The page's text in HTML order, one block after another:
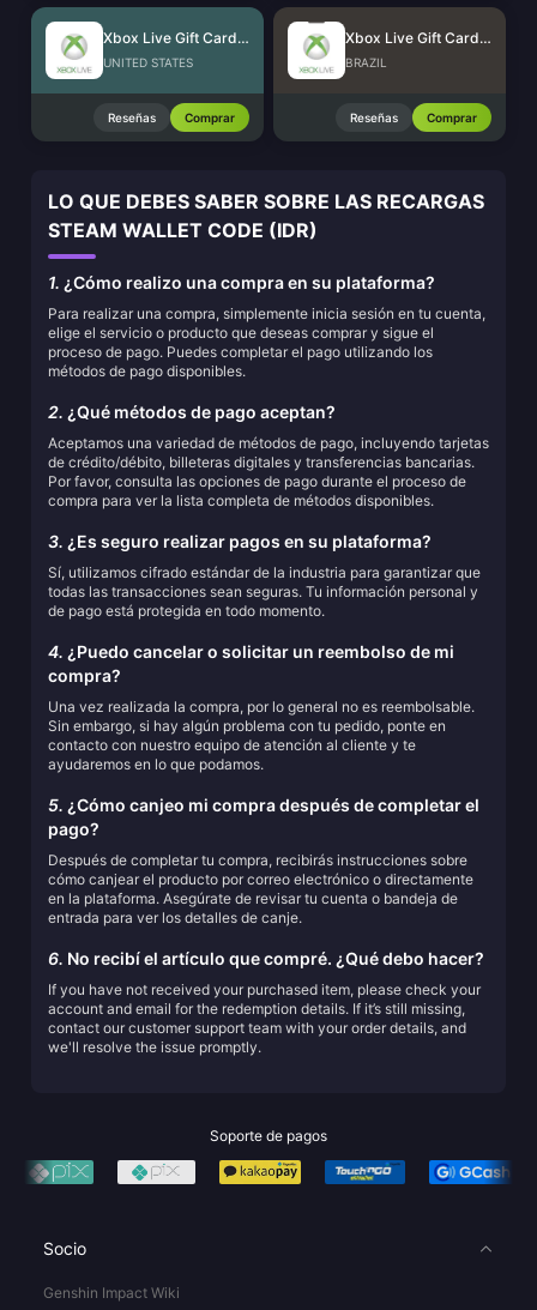
Xbox Live Gift Card (US)
UNITED STATES
Reseñas Comprar
Xbox Live Gift Card (BR)
BRAZIL
Reseñas Comprar
LO QUE DEBES SABER SOBRE LAS RECARGAS
STEAM WALLET CODE (IDR)
1. ¿Cómo realizo una compra en su plataforma?
Para realizar una compra, simplemente inicia sesión en tu cuenta,
elige el servicio o producto que deseas comprar y sigue el
proceso de pago. Puedes completar el pago utilizando los
métodos de pago disponibles.
2. ¿Qué métodos de pago aceptan?
Aceptamos una variedad de métodos de pago, incluyendo tarjetas
de crédito/débito, billeteras digitales y transferencias bancarias.
Por favor, consulta las opciones de pago durante el proceso de
compra para ver la lista completa de métodos disponibles.
3. ¿Es seguro realizar pagos en su plataforma?
Sí, utilizamos cifrado estándar de la industria para garantizar que
todas las transacciones sean seguras. Tu información personal y
de pago está protegida en todo momento.
4. ¿Puedo cancelar o solicitar un reembolso de mi
compra?
Una vez realizada la compra, por lo general no es reembolsable.
Sin embargo, si hay algún problema con tu pedido, ponte en
contacto con nuestro equipo de atención al cliente y te
ayudaremos en lo que podamos.
5. ¿Cómo canjeo mi compra después de completar el
pago?
Después de completar tu compra, recibirás instrucciones sobre
cómo canjear el producto por correo electrónico o directamente
en la plataforma. Asegúrate de revisar tu cuenta o bandeja de
entrada para ver los detalles de canje.
6. No recibí el artículo que compré. ¿Qué debo hacer?
If you have not received your purchased item, please check your
account and email for the redemption details. If it’s still missing,
contact our customer support team with your order details, and
we'll resolve the issue promptly.
Soporte de pagos
Socio
Genshin Impact Wiki